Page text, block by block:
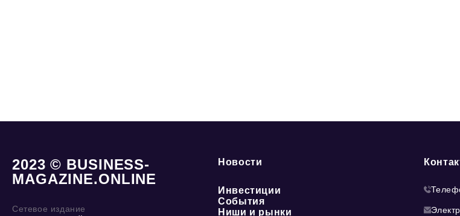
2023 © BUSINESS-
MAGAZINE.ONLINE
Сетевое издание
Новости
Инвестиции
События
Ниши и рынки